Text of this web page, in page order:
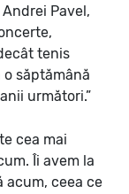
Pavel,
tenis
săptămână
următori.”
cea mai
Îi avem la
acum, ceea ce